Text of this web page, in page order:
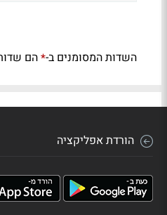
השדות המסומנים ב-*הם
הורדת אפליקציה